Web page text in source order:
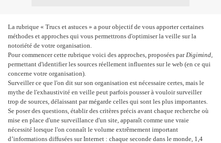
La rubrique « Trucs et astuces » a pour objectif de vous apporter certaines
méthodes et approches qui vous permettrons d'optimiser la veille sur la
notoriété de votre organisation.
Pour commencer cette rubrique voici des approches, proposées parDigimind,
permettant d'identifier les sources réellement influentes sur le web (en ce qui
concerne votre organisation).
Surveiller ce que l'on dit sur son organisation est nécessaire certes, mais le
mythe de l'exhaustivité en veille peut parfois pousser à vouloir surveiller
trop de sources, délaissant par mégarde celles qui sont les plus importantes.
Se poser des questions, établir des critères précis avant chaque recherche où
mise en place d'une surveillance d'un site, apparaît comme une vraie
nécessité lorsque l'on connaît le volume extrêmement important
d’informations diffusées sur Internet : chaque seconde dans le monde, 1,4